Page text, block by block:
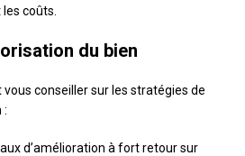
coûts.
du bien
conseiller sur les stratégies de
:
d’amélioration à fort retour sur